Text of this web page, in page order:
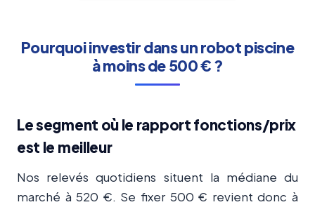
Pourquoi investir dans un robot piscine
à moins de 500 € ?
Le segment où le rapport fonctions/prix
est le meilleur
Nos relevés quotidiens situent la médiane du
marché à 520 €. Se fixer 500 € revient donc à